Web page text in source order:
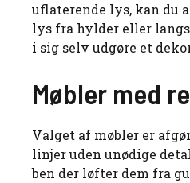
uflaterende lys, kan du
lys fra hylder eller
i sig selv udgøre et
Møbler med
Valget af møbler er
linjer uden unødige
ben der løfter dem fra